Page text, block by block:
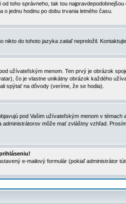
toho správneho, tak tou
jednu hodinu po dobu trvania letného času.
nikto do tohoto jazyka zatiaľ nepreložil.
užívateľským menom. Ten prvý je obrázok
čo je vlastne unikátny obrázok každého
spýtať na dôvody (veríme, že se hodia).
pod Vašim užívateľským menom v
môže mať zvláštny vzhľad.
e-mailový formulár (pokiaľ administrátor